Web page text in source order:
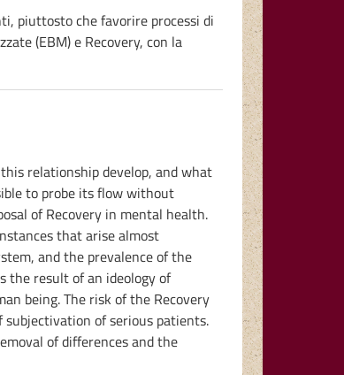
piuttosto che favorire processi di
(EBM) e Recovery, con la
relationship develop, and what
to probe its flow without
of Recovery in mental health.
that arise almost
and the prevalence of the
the result of an ideology of
being. The risk of the Recovery
of serious patients.
of differences and the